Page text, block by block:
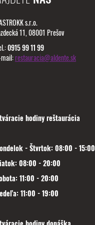
s.r.o.
11, 08001 Prešov
0915 99 11 99
restauracia@aldente.sk
hodiny reštaurácia
- Štvrtok: 08:00 - 15:00
08:00 - 20:00
11:00 - 20:00
11:00 - 19:00